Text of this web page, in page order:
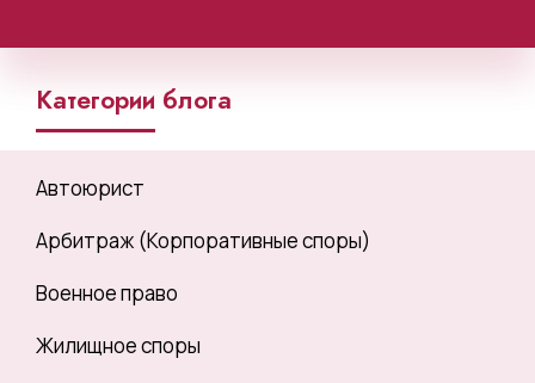
Категории блога
Автоюрист
Арбитраж (Корпоративные споры)
Военное право
Жилищное споры